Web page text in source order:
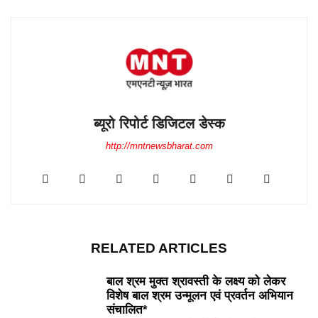
ब्यूरो रिपोर्ट डिजिटल डेस्क
http://mntnewsbharat.com
RELATED ARTICLES
बाल श्रम मुक्त श्रावस्ती के लक्ष्य को लेकर
विशेष बाल श्रम उन्मूलन एवं प्रवर्तन अभियान
संचालित*